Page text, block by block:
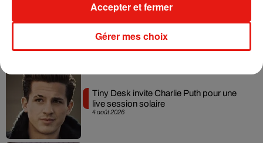
5 août 2026
Benny Blanco invite Selena Gomez et
Becky G sur son nouveau single
4 août 2026
Tiny Desk invite Charlie Puth pour une
live session solaire
Gérer mes choix
Accepter et fermer